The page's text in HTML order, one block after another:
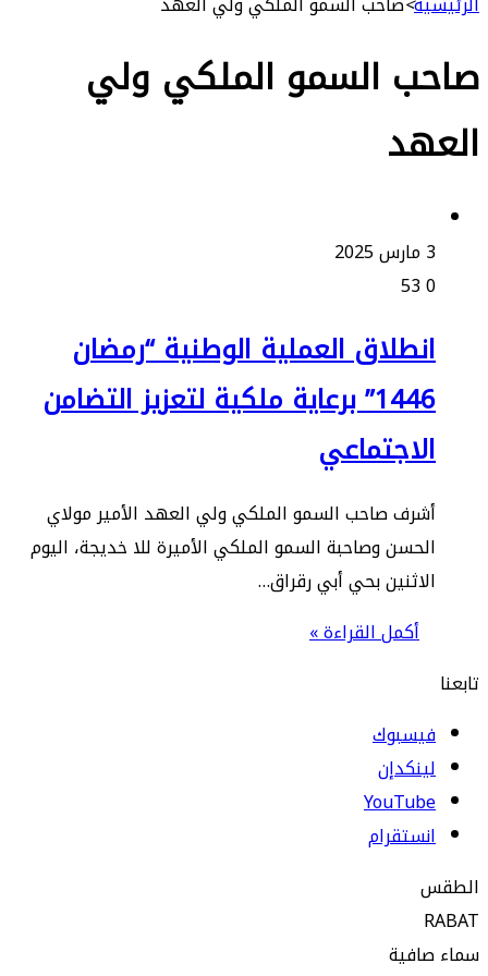
السمو الملكي ولي
العملية الوطنية “رمضان
1446” برعاية ملكية لتعزيز التضامن
صاحب السمو الملكي ولي العهد الأمير مولاي
وصاحبة السمو الملكي الأميرة للا خديجة، اليوم
بحي أبي رقراق…
أكمل القراءة »